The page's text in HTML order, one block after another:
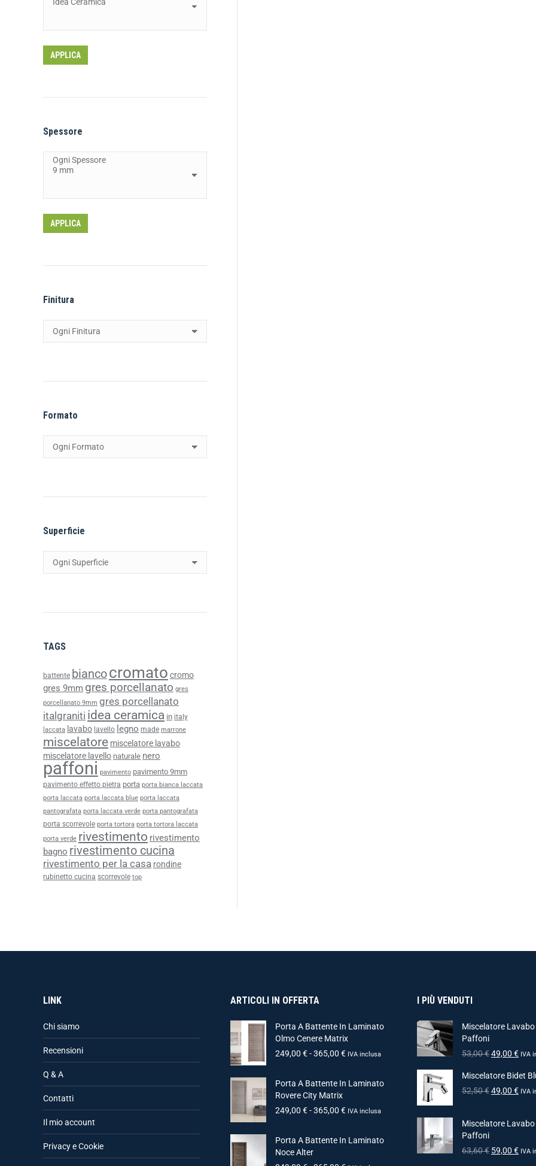
APPLICA
Spessore
APPLICA
Finitura
Formato
Superficie
TAGS
battente biancocromato cromo
gres 9mm gres porcellanato gres
porcellanato 9mm gres porcellanato
italgraniti idea ceramica in italy
laccata lavabo lavello legno made marrone
miscelatore miscelatore lavabo
miscelatore lavello naturale nero
paffoni pavimento pavimento 9mm
pavimento effetto pietra porta porta bianca laccata
porta laccata porta laccata blue porta laccata
pantografata porta laccata verde porta pantografata
porta scorrevole porta tortora porta tortora laccata
porta verde rivestimento rivestimento
bagno rivestimento cucina
rivestimento per la casa rondine
rubinetto cucina scorrevole top
LINK
Chi siamo
Recensioni
Q & A
Contatti
Il mio account
Privacy e Cookie
ARTICOLI IN OFFERTA
Porta A Battente In Laminato
Olmo Cenere Matrix
249,00 € - 365,00 € IVA inclusa
Porta A Battente In Laminato
Rovere City Matrix
249,00 € - 365,00 € IVA inclusa
Porta A Battente In Laminato
Noce Alter
I PIÙ VENDUTI
Miscelatore Lavabo
Paffoni
53,00€49,00 € IVA
Miscelatore Bidet
52,50€49,00 € IVA
Miscelatore Lavabo
Paffoni
63,60€ 59,00 € IVA